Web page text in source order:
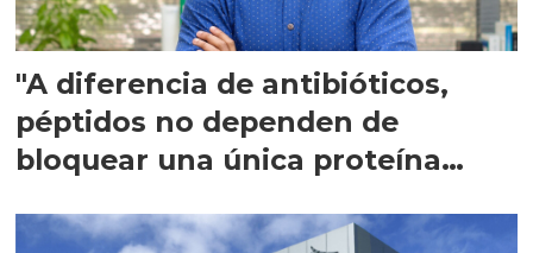
"A diferencia de antibióticos,
péptidos no dependen de
bloquear una única proteína